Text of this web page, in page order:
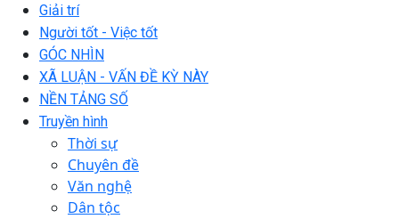
Giải trí
Người tốt - Việc tốt
GÓC NHÌN
XÃ LUẬN - VẤN ĐỀ KỲ NÀY
NỀN TẢNG SỐ
Truyền hình
Thời sự
Chuyên đề
Văn nghệ
Dân tộc